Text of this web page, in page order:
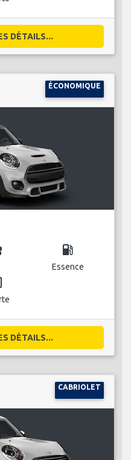
DÉTAILS...
ÉCONOMIQUE
local_gas_station
Essence
DÉTAILS...
CABRIOLET